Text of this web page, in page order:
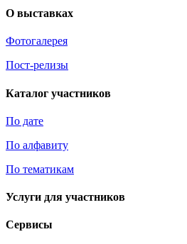
О выставках
Фотогалерея
Пост-релизы
Каталог участников
По дате
По алфавиту
По тематикам
Услуги для участников
Сервисы